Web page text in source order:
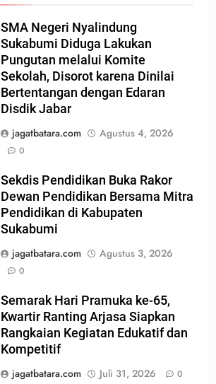
SMA Negeri Nyalindung
Sukabumi Diduga Lakukan
Pungutan melalui Komite
Sekolah, Disorot karena Dinilai
Bertentangan dengan Edaran
Disdik Jabar
jagatbatara.com
Agustus 4, 2026
0
Sekdis Pendidikan Buka Rakor
Dewan Pendidikan Bersama Mitra
Pendidikan di Kabupaten
Sukabumi
jagatbatara.com
Agustus 3, 2026
0
Semarak Hari Pramuka ke-65,
Kwartir Ranting Arjasa Siapkan
Rangkaian Kegiatan Edukatif dan
Kompetitif
jagatbatara.com
Juli 31, 2026 0